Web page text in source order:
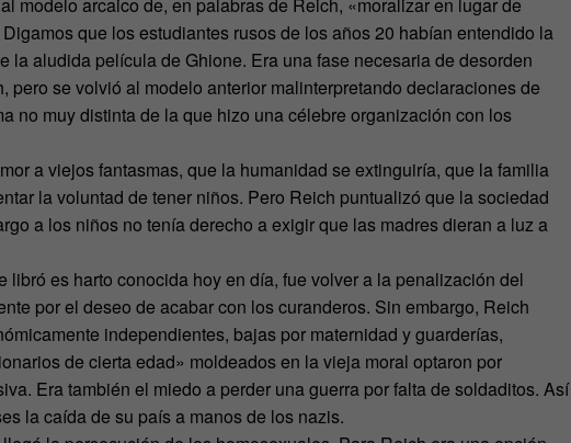
que los estudiantes rusos de los años 20 habían entendido la
la aludida película de Ghione. Era una fase necesaria de desorden
se volvió al modelo anterior malinterpretando declaraciones de
no muy distinta de la que hizo una célebre organización con los
a viejos fantasmas, que la humanidad se extinguiría, que la familia
la voluntad de tener niños. Pero Reich puntualizó que la sociedad
a los niños no tenía derecho a exigir que las madres dieran a luz a
libró es harto conocida hoy en día, fue volver a la penalización del
por el deseo de acabar con los curanderos. Sin embargo, Reich
independientes, bajas por maternidad y guarderías,
de cierta edad» moldeados en la vieja moral optaron por
Era también el miedo a perder una guerra por falta de soldaditos. Así
la caída de su país a manos de los nazis.